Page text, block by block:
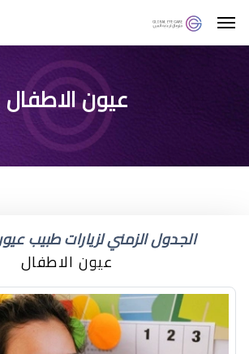
انتفاخ واحمرار
عند الاطفال
عيون الاطفال
الجدول الزمني لزيارات طبيب
عيون الاطفال